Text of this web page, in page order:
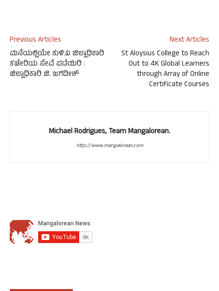
Previous Articles
ಮನೆಯಲ್ಲಿಯೇ ಕುಳಿತು ಜಿಲ್ಲಾಧಿಕಾರಿ
ಕಚೇರಿಯ ಸೇವೆ ಪಡೆಯಿರಿ :
ಜಿಲ್ಲಾಧಿಕಾರಿ ಜಿ. ಜಗದೀಶ್
Next Articles
St Aloysius College to Reach
Out to 4K Global Learners
through Array of Online
Certificate Courses
Michael Rodrigues, Team Mangalorean.
http://www.mangalorean.com